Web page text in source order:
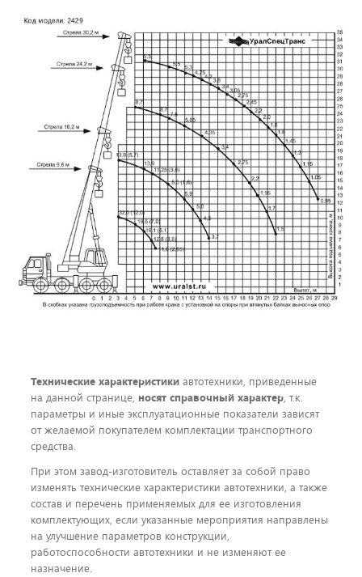
Технические характеристики автотехники, приведенные
на данной странице, носят справочный характер, т.к.
параметры и иные эксплуатационные показатели зависят
от желаемой покупателем комплектации транспортного
средства.
При этом завод-изготовитель оставляет за собой право
изменять технические характеристики автотехники, а также
состав и перечень применяемых для ее изготовления
комплектующих, если указанные мероприятия направлены
на улучшение параметров конструкции,
работоспособности автотехники и не изменяют ее
назначение.